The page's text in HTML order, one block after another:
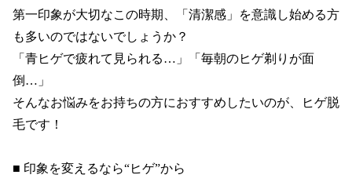
第一印象が大切なこの時期、「清潔感」を意識し始める方
も多いのではないでしょうか？
「青ヒゲで疲れて見られる…」「毎朝のヒゲ剃りが面
倒…」
そんなお悩みをお持ちの方におすすめしたいのが、ヒゲ脱
毛です！
■ 印象を変えるなら“ヒゲ”から